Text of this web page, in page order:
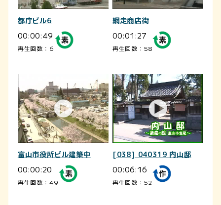
都庁ビル6
00:00:49
再生回数：6
網走商店街
00:01:27
再生回数：58
富山市役所ビル建築中
00:00:20
再生回数：49
[038] 040319 内山邸
00:06:16
再生回数：52